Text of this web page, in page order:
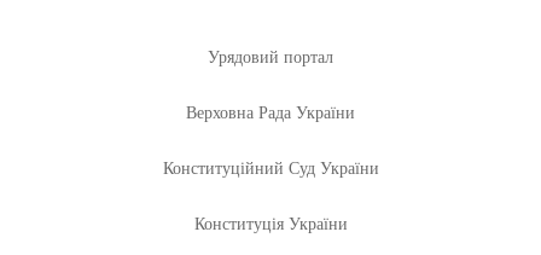
Урядовий портал
Верховна Рада України
Конституційний Суд України
Конституція України